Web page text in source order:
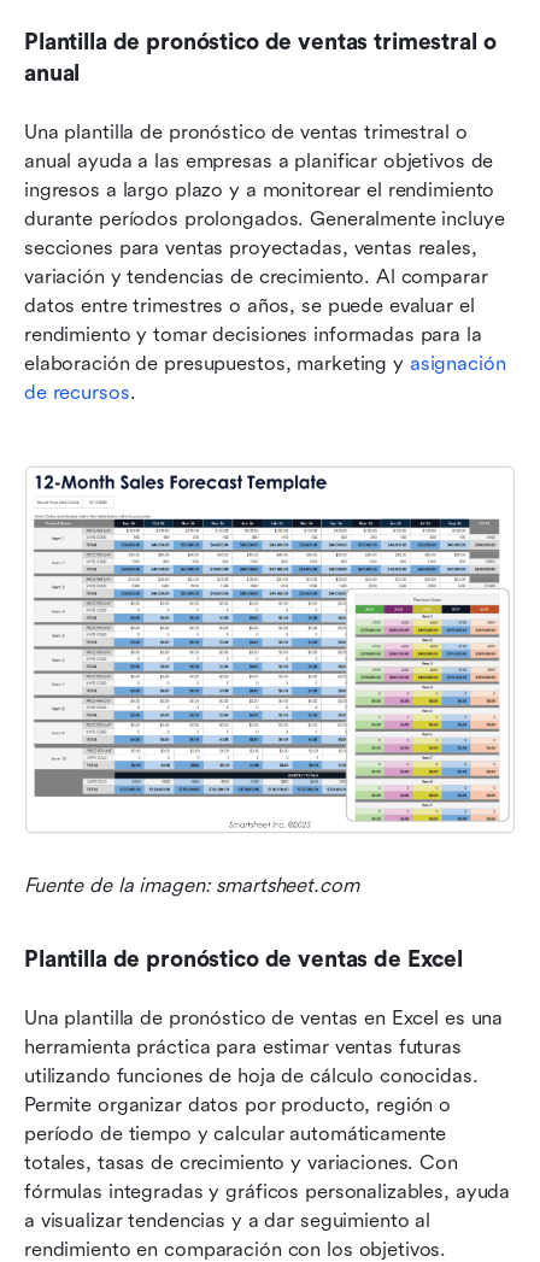
Plantilla de pronóstico de ventas trimestral o
anual
Una plantilla de pronóstico de ventas trimestral o
anual ayuda a las empresas a planificar objetivos de
ingresos a largo plazo y a monitorear el rendimiento
durante períodos prolongados. Generalmente incluye
secciones para ventas proyectadas, ventas reales,
variación y tendencias de crecimiento. Al comparar
datos entre trimestres o años, se puede evaluar el
rendimiento y tomar decisiones informadas para la
elaboración de presupuestos, marketing y asignación
de recursos.
Fuente de la imagen: smartsheet.com
Plantilla de pronóstico de ventas de Excel
Una plantilla de pronóstico de ventas en Excel es una
herramienta práctica para estimar ventas futuras
utilizando funciones de hoja de cálculo conocidas.
Permite organizar datos por producto, región o
período de tiempo y calcular automáticamente
totales, tasas de crecimiento y variaciones. Con
fórmulas integradas y gráficos personalizables, ayuda
a visualizar tendencias y a dar seguimiento al
rendimiento en comparación con los objetivos.